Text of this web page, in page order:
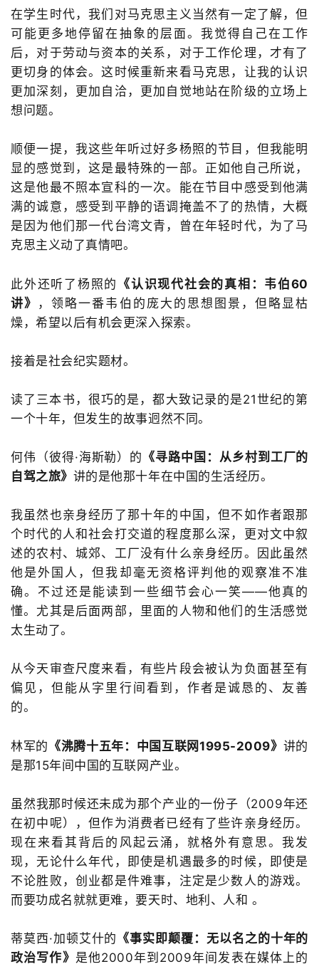
在学生时代，我们对马克思主义当然有一定了解，但
可能更多地停留在抽象的层面。我觉得自己在工作
后，对于劳动与资本的关系，对于工作伦理，才有了
更切身的体会。这时候重新来看马克思，让我的认识
更加深刻，更加自洽，更加自觉地站在阶级的立场上
想问题。
顺便一提，我这些年听过好多杨照的节目，但我能明
显的感觉到，这是最特殊的一部。正如他自己所说，
这是他最不照本宣科的一次。能在节目中感受到他满
满的诚意，感受到平静的语调掩盖不了的热情，大概
是因为他们那一代台湾文青，曾在年轻时代，为了马
克思主义动了真情吧。
此外还听了杨照的 《认识现代社会的真相：韦伯60
讲》
，领略一番韦伯的庞大的思想图景，但略显枯
燥，希望以后有机会更深入探索。
接着是社会纪实题材。
读了三本书，很巧的是，都大致记录的是21世纪的第
一个十年，但发生的故事迥然不同。
何伟（彼得·海斯勒）的 《寻路中国：从乡村到工厂的
自驾之旅》 讲的是他那十年在中国的生活经历。
我虽然也亲身经历了那十年的中国，但不如作者跟那
个时代的人和社会打交道的程度那么深，更对文中叙
述的农村、城郊、工厂没有什么亲身经历。因此虽然
他是外国人，但我却毫无资格评判他的观察准不准
确。不过还是能读到一些细节会心一笑——他真的
懂。尤其是后面两部，里面的人物和他们的生活感觉
太生动了。
从今天审查尺度来看，有些片段会被认为负面甚至有
偏见，但能从字里行间看到，作者是诚恳的、友善
的。
林军的 《沸腾十五年：中国互联网1995-2009》 讲的
是那15年间中国的互联网产业。
虽然我那时候还未成为那个产业的一份子（2009年还
在初中呢），但作为消费者已经有了些许亲身经历。
现在来看其背后的风起云涌，就格外有意思。我发
现，无论什么年代，即使是机遇最多的时候，即使是
不论胜败，创业都是件难事，注定是少数人的游戏。
而要功成名就就更难，要天时、地利、人和 。
蒂莫西·加顿艾什的 《事实即颠覆：无以名之的十年的
政治写作》 是他2000年到2009年间发表在媒体上的